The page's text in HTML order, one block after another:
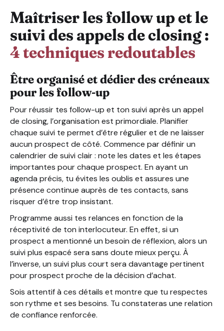
Maîtriser les follow up et le
suivi des appels de closing :
4 techniques redoutables
Être organisé et dédier des créneaux
pour les follow-up
Pour réussir tes follow-up et ton suivi après un appel
de closing, l’organisation est primordiale. Planifier
chaque suivi te permet d’être régulier et de ne laisser
aucun prospect de côté. Commence par définir un
calendrier de suivi clair : note les dates et les étapes
importantes pour chaque prospect. En ayant un
agenda précis, tu évites les oublis et assures une
présence continue auprès de tes contacts, sans
risquer d’être trop insistant.
Programme aussi tes relances en fonction de la
réceptivité de ton interlocuteur. En effet, si un
prospect a mentionné un besoin de réflexion, alors un
suivi plus espacé sera sans doute mieux perçu. À
l’inverse, un suivi plus court sera davantage pertinent
pour prospect proche de la décision d’achat.
Sois attentif à ces détails et montre que tu respectes
son rythme et ses besoins. Tu constateras une relation
de confiance renforcée.